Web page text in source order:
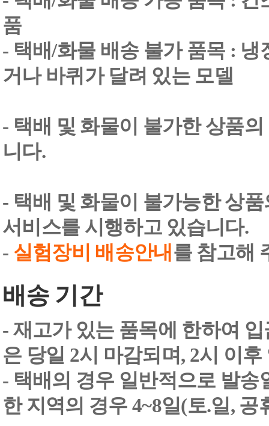
품
- 택배/화물 배송 불가 품목 :
거나 바퀴가 달려 있는 모델
- 택배 및 화물이 불가한 상품
니다.
- 택배 및 화물이 불가능한 상
서비스를 시행하고 있습니다.
- 실험장비 배송안내 를 참고해
배송 기간
- 재고가 있는 품목에 한하여
은 당일 2시 마감되며, 2시 이
- 택배의 경우 일반적으로 발송
한 지역의 경우 4~8일(토.일,